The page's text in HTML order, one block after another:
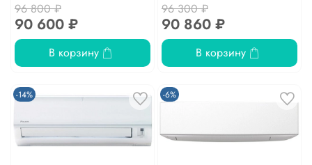
96 800 ₽
90 600 ₽
В корзину
96 300 ₽
90 860 ₽
В корзину
-14% -6%